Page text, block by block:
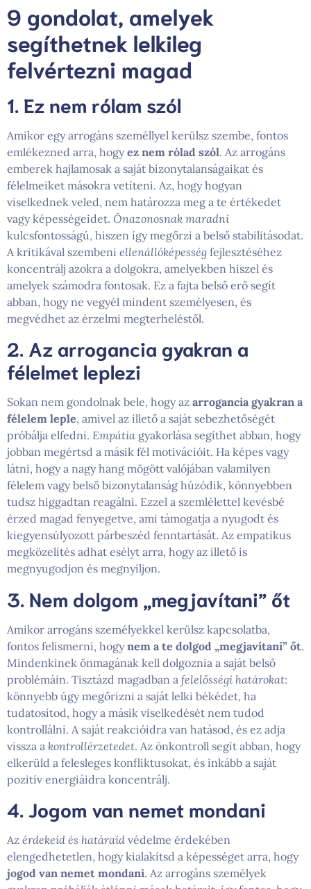
9 gondolat, amelyek
segíthetnek lelkileg
felvértezni magad
1. Ez nem rólam szól
Amikor egy arrogáns személlyel kerülsz szembe, fontos
emlékezned arra, hogyez nem rólad szól. Az arrogáns
emberek hajlamosak a saját bizonytalanságaikat és
félelmeiket másokra vetíteni. Az, hogy hogyan
viselkednek veled, nem határozza meg a te értékedet
vagy képességeidet. Önazonosnak maradni
kulcsfontosságú, hiszen így megőrzi a belső stabilitásodat.
A kritikával szembeni ellenállóképesség fejlesztéséhez
koncentrálj azokra a dolgokra, amelyekben hiszel és
amelyek számodra fontosak. Ez a fajta belső erő segít
abban, hogy ne vegyél mindent személyesen, és
megvédhet az érzelmi megterheléstől.
2. Az arrogancia gyakran a
félelmet leplezi
Sokan nem gondolnak bele, hogy az arrogancia gyakran a
félelem leple, amivel az illető a saját sebezhetőségét
próbálja elfedni. Empátia gyakorlása segíthet abban, hogy
jobban megértsd a másik fél motivációit. Ha képes vagy
látni, hogy a nagy hang mögött valójában valamilyen
félelem vagy belső bizonytalanság húzódik, könnyebben
tudsz higgadtan reagálni. Ezzel a szemlélettel kevésbé
érzed magad fenyegetve, ami támogatja a nyugodt és
kiegyensúlyozott párbeszéd fenntartását. Az empatikus
megközelítés adhat esélyt arra, hogy az illető is
megnyugodjon és megnyíljon.
3. Nem dolgom „megjavítani” őt
Amikor arrogáns személyekkel kerülsz kapcsolatba,
fontos felismerni, hogynem a te dolgod „megjavítani” őt.
Mindenkinek önmagának kell dolgoznia a saját belső
problémáin. Tisztázd magadban a felelősségi határokat:
könnyebb úgy megőrizni a saját lelki békédet, ha
tudatosítod, hogy a másik viselkedését nem tudod
kontrollálni. A saját reakcióidra van hatásod, és ez adja
vissza a kontrollérzetedet. Az önkontroll segít abban, hogy
elkerüld a felesleges konfliktusokat, és inkább a saját
pozitív energiáidra koncentrálj.
4. Jogom van nemet mondani
Az érdekeid és határaid védelme érdekében
elengedhetetlen, hogy kialakítsd a képességet arra, hogy
jogod van nemet mondani. Az arrogáns személyek